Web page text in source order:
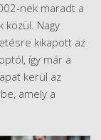
nek maradt a
közül. Nagy
kikapott az
így már a
kerül az
amely a